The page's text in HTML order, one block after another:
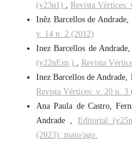
(v23n1) , Revista Vértices:
Inêz Barcellos de Andrade,
v. 14 n. 2 (2012)
Inez Barcellos de
(v22nEsp.) , Revista
Inez Barcellos de Andrade,
Revista Vértices: v. 20 n. 3
Ana Paula de Castro,
Andrade , Editorial
(2023): maio/ago.